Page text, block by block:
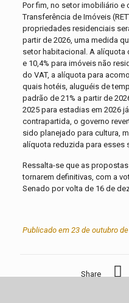
Por fim, no setor imobiliário
Transferência de Imóveis
propriedades residenciais
partir de 2026, uma medida
setor habitacional. A alíquota
e 10,4% para imóveis não
do VAT, a alíquota para
quais hotéis, aluguéis de
padrão de 21% a partir de
2025 para estadias em 2026
contrapartida, o governo
sido planejado para cultura,
alíquota reduzida para esses
Ressalta-se que as
tornarem definitivas, com a
Senado por volta de 16 de
Publicado em 23 de outubro
Share